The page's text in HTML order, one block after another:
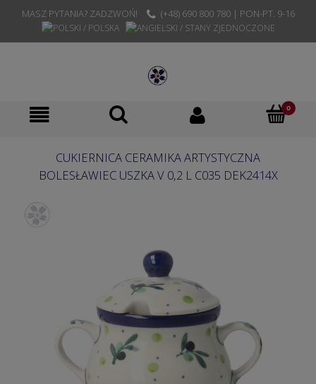
MASZ PYTANIA? ZADZWOŃ! (+48) 690 800 780 | PON-PT. 9-16
CUKIERNICA CERAMIKA ARTYSTYCZNA
BOLESŁAWIEC USZKA V 0,2 L C035 DEK2414X